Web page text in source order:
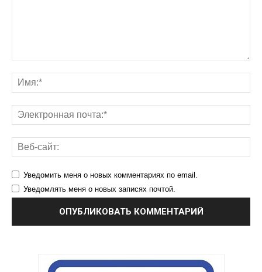
Уведомить меня о новых комментариях по email.
Уведомлять меня о новых записях почтой.